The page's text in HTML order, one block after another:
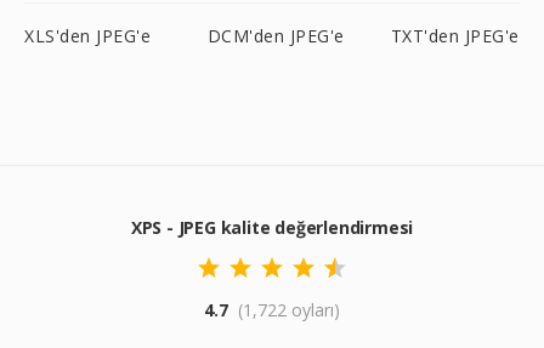
XLS'den JPEG'e DCM'den JPEG'e TXT'den JPEG'e
XPS - JPEG kalite değerlendirmesi
4.7 (1,722 oyları)